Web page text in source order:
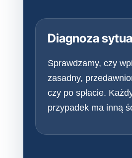
Diagnoza
Sprawdzamy, czy
zasadny,
czy po spłacie.
przypadek ma inną